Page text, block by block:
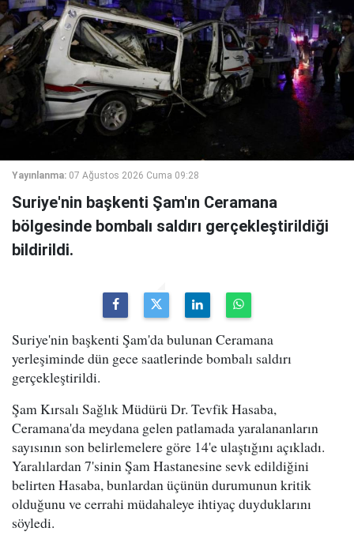
Yayınlanma: 07 Ağustos 2026 Cuma 09:28
Suriye'nin başkenti Şam'ın Ceramana
bölgesinde bombalı saldırı gerçekleştirildiği
bildirildi.
Suriye'nin başkenti Şam'da bulunan Ceramana
yerleşiminde dün gece saatlerinde bombalı saldırı
gerçekleştirildi.
Şam Kırsalı Sağlık Müdürü Dr. Tevfik Hasaba,
Ceramana'da meydana gelen patlamada yaralananların
sayısının son belirlemelere göre 14'e ulaştığını açıkladı.
Yaralılardan 7'sinin Şam Hastanesine sevk edildiğini
belirten Hasaba, bunlardan üçünün durumunun kritik
olduğunu ve cerrahi müdahaleye ihtiyaç duyduklarını
söyledi.